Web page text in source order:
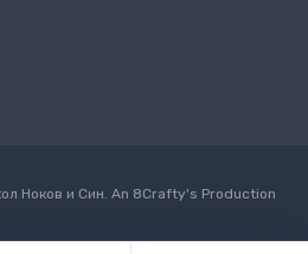
Ноков и Син. An 8Crafty's Production